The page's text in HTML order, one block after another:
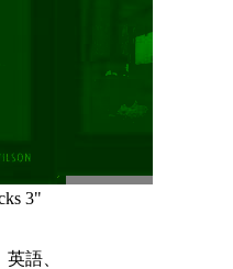
3"
語、